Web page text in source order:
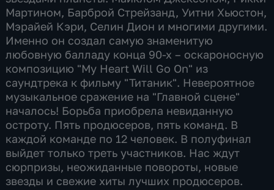
Мартином, Барброй Стрейзанд, Уитни Хьюстон,
Мэрайей Кэри, Селин Дион и многими другими.
Именно он создал самую знаменитую
любовную балладу конца 90-х – оскароносную
композицию "My Heart Will Go On" из
саундтрека к фильму "Титаник". Невероятное
музыкальное сражение на "Главной сцене"
началось! Борьба приобрела невиданную
остроту. Пять продюсеров, пять команд. В
каждой команде по 12 человек. В полуфинал
выйдет только треть участников. Нас ждут
сюрпризы, неожиданные повороты, новые
звезды и свежие хиты лучших продюсеров.